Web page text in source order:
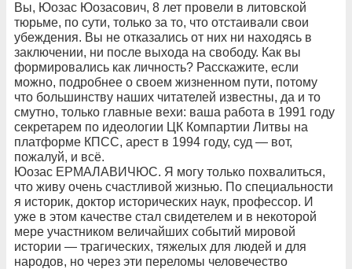
Вы, Юозас Юозасович, 8 лет провели в литовской
тюрьме, по сути, только за то, что отстаивали свои
убеждения. Вы не отказались от них ни находясь в
заключении, ни после выхода на свободу. Как вы
формировались как личность? Расскажите, если
можно, подробнее о своем жизненном пути, потому
что большинству наших читателей известны, да и то
смутно, только главные вехи: ваша работа в 1991 году
секретарем по идеологии ЦК Компартии Литвы на
платформе КПСС, арест в 1994 году, суд — вот,
пожалуй, и всё.
Юозас ЕРМАЛАВИЧЮС. Я могу только похвалиться,
что живу очень счастливой жизнью. По специальности
я историк, доктор исторических наук, профессор. И
уже в этом качестве стал свидетелем и в некоторой
мере участником величайших событий мировой
истории — трагических, тяжелых для людей и для
народов, но через эти переломы человечество